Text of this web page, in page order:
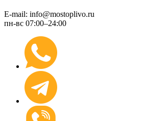
E-mail: info@mostoplivo.ru
пн-вс 07:00–24:00